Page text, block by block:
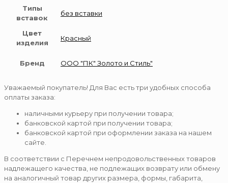
Типы
вставок
без вставки
Цвет
изделия
Красный
Бренд ООО "ПК" Золото и Стиль"
Уважаемый покупатель! Для Вас есть три удобных способа
оплаты заказа:
наличными курьеру при получении товара;
банковской картой при получении товара;
банковской картой при оформлении заказа на нашем
сайте.
В соответствии с Перечнем непродовольственных товаров
надлежащего качества, не подлежащих возврату или обмену
на аналогичный товар других размера, формы, габарита,